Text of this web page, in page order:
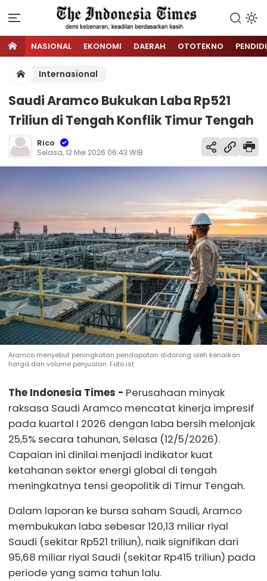
NASIONAL EKONOMI DAERAH OTOTEKNO
Internasional
Saudi Aramco Bukukan Laba Rp521
Triliun di Tengah Konflik Timur Tengah
Rico
Selasa, 12 Mei 2026 06:43 WIB
Aramco menyebut peningkatan pendapatan didorong oleh kenaikan
harga dan volume penjualan. Foto ist
The Indonesia Times - Perusahaan minyak
raksasa Saudi Aramco mencatat kinerja impresif
pada kuartal I 2026 dengan laba bersih melonjak
25,5% secara tahunan, Selasa (12/5/2026).
Capaian ini dinilai menjadi indikator kuat
ketahanan sektor energi global di tengah
meningkatnya tensi geopolitik di Timur Tengah.
Dalam laporan ke bursa saham Saudi, Aramco
membukukan laba sebesar 120,13 miliar riyal
Saudi (sekitar Rp521 triliun), naik signifikan dari
95,68 miliar riyal Saudi (sekitar Rp415 triliun) pada
periode yang sama tahun lalu.